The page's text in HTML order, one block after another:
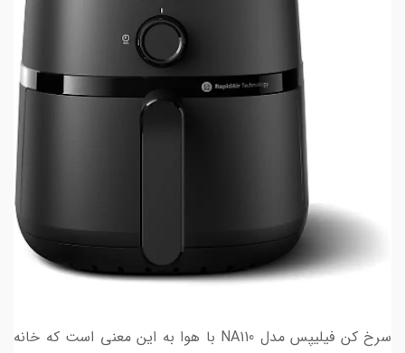
سرخ کن فیلیپس مدل NA110 با هوا به این معنی است که خانه